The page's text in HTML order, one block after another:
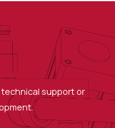
support or